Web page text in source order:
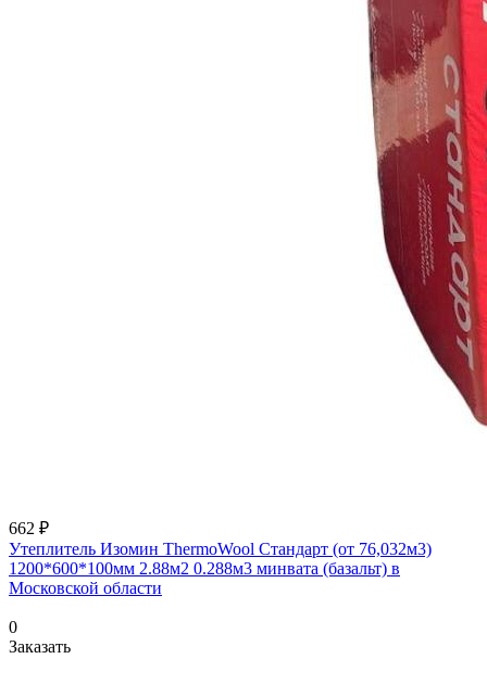
662 ₽
Утеплитель Изомин ThermoWool Стандарт (от 76,032м3)
1200*600*100мм 2.88м2 0.288м3 минвата (базальт) в
Московской области
0
Заказать